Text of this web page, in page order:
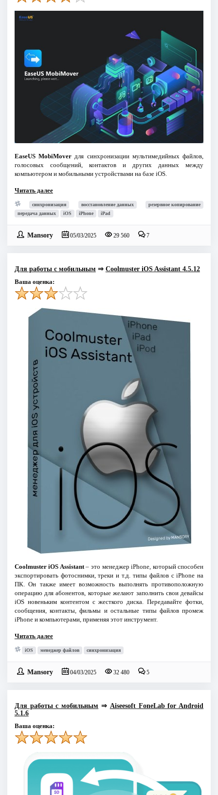
EaseUS MobiMover для синхронизации мультимедийных файлов,
голосовых сообщений, контактов и других данных между
компьютером и мобильными устройствами на базе iOS.
Читать далее
синхронизация восстановление данных
резервное копирование
передача данных
iOS iPhone iPad
Mansory 05/03/2025 29 560 7
Для работы с мобильным ⇒ Coolmuster iOS Assistant 4.5.12
Ваша оценка:
Coolmuster iOS Assistant– это менеджер iPhone, который способен
экспортировать фотоснимки, треки и т.д. типы файлов с iPhone на
ПК. Он также имеет возможность выполнять противоположную
операцию для абонентов, которые желают заполнить свои девайсы
iOS новеньким контентом с жесткого диска. Передавайте фотки,
сообщения, контакты, фильмы и остальные типы файлов промеж
iPhone и компьютерами, применяя этот инструмент.
Читать далее
iOS менеджер файлов синхронизация
Mansory 04/03/2025 32 480 5
Для работы с мобильным ⇒ Aiseesoft FoneLab for Android
5.1.6
Ваша оценка: